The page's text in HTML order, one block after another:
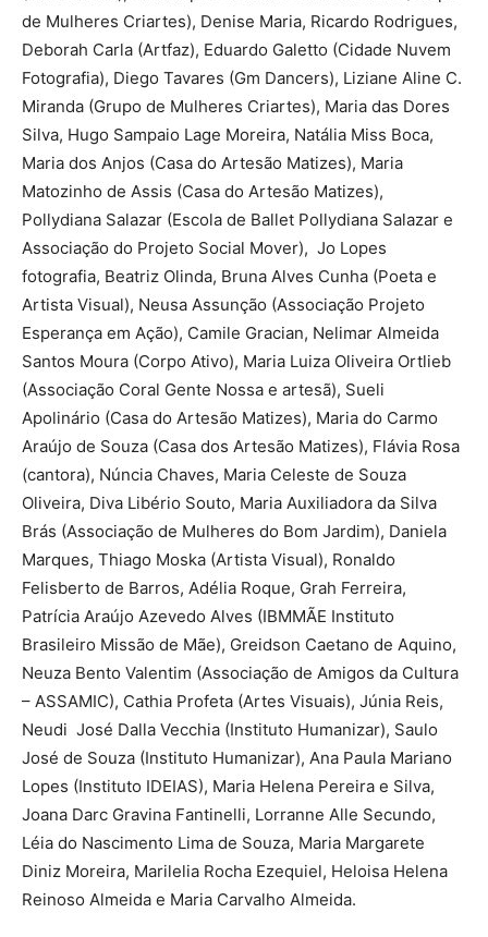
de Mulheres Criartes), Denise Maria, Ricardo Rodrigues,
Deborah Carla (Artfaz), Eduardo Galetto (Cidade Nuvem
Fotografia), Diego Tavares (Gm Dancers), Liziane Aline C.
Miranda (Grupo de Mulheres Criartes), Maria das Dores
Silva, Hugo Sampaio Lage Moreira, Natália Miss Boca,
Maria dos Anjos (Casa do Artesão Matizes), Maria
Matozinho de Assis (Casa do Artesão Matizes),
Pollydiana Salazar (Escola de Ballet Pollydiana Salazar e
Associação do Projeto Social Mover), Jo Lopes
fotografia, Beatriz Olinda, Bruna Alves Cunha (Poeta e
Artista Visual), Neusa Assunção (Associação Projeto
Esperança em Ação), Camile Gracian, Nelimar Almeida
Santos Moura (Corpo Ativo), Maria Luiza Oliveira Ortlieb
(Associação Coral Gente Nossa e artesã), Sueli
Apolinário (Casa do Artesão Matizes), Maria do Carmo
Araújo de Souza (Casa dos Artesão Matizes), Flávia Rosa
(cantora), Núncia Chaves, Maria Celeste de Souza
Oliveira, Diva Libério Souto, Maria Auxiliadora da Silva
Brás (Associação de Mulheres do Bom Jardim), Daniela
Marques, Thiago Moska (Artista Visual), Ronaldo
Felisberto de Barros, Adélia Roque, Grah Ferreira,
Patrícia Araújo Azevedo Alves (IBMMÃE Instituto
Brasileiro Missão de Mãe), Greidson Caetano de Aquino,
Neuza Bento Valentim (Associação de Amigos da Cultura
– ASSAMIC), Cathia Profeta (Artes Visuais), Júnia Reis,
Neudi José Dalla Vecchia (Instituto Humanizar), Saulo
José de Souza (Instituto Humanizar), Ana Paula Mariano
Lopes (Instituto IDEIAS), Maria Helena Pereira e Silva,
Joana Darc Gravina Fantinelli, Lorranne Alle Secundo,
Léia do Nascimento Lima de Souza, Maria Margarete
Diniz Moreira, Marilelia Rocha Ezequiel, Heloisa Helena
Reinoso Almeida e Maria Carvalho Almeida.